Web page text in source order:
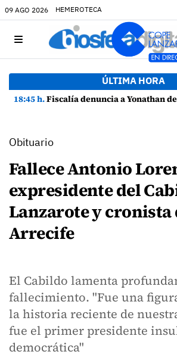
09 AGO 2026 HEMEROTECA
ÚLTIMA HORA
18:45 h.Fiscalía denuncia a Yonathan de León y a Echedey Eugenio por
Obituario
Fallece Antonio
expresidente del
Lanzarote y cronista
Arrecife
El Cabildo lamenta
fallecimiento. "Fue una
la historia reciente de
fue el primer presidente
democrática"